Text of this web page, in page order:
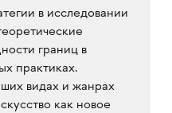
в исследовании
границ в
практиках.
видах и жанрах
как новое